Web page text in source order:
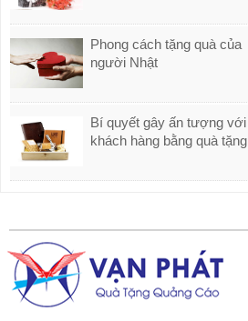
Phong cách tặng quà của
người Nhật
Bí quyết gây ấn tượng với
khách hàng bằng quà tặng